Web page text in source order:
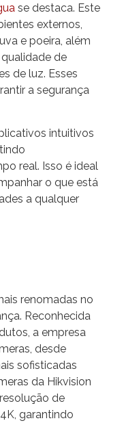
se destaca. Este
externos,
e poeira, além
de
de luz. Esses
a segurança
intuitivos
real. Isso é ideal
o que está
a qualquer
renomadas no
Reconhecida
a empresa
desde
sofisticadas
da Hikvision
de
garantindo